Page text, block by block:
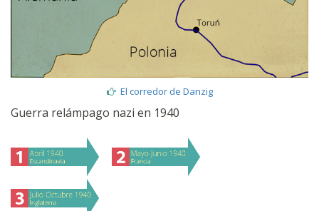
El corredor de Danzig
Guerra relámpago nazi en 1940